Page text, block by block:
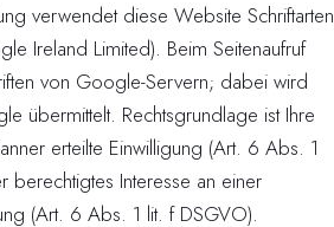
verwendet diese Website Schriftarten
Ireland Limited). Beim Seitenaufruf
von Google-Servern; dabei wird
übermittelt. Rechtsgrundlage ist Ihre
erteilte Einwilligung (Art. 6 Abs. 1
berechtigtes Interesse an einer
(Art. 6 Abs. 1 lit. f DSGVO).